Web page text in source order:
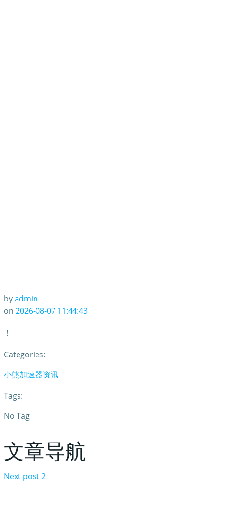
byadmin
on 2026-08-07 11:44:43
！
Categories:
小熊加速器资讯
Tags:
No Tag
文章导航
Next post2